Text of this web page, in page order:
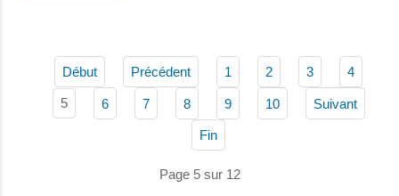
Début Précédent 1 2 3 4
5 6 7 8 9 10 Suivant
Fin
Page 5 sur 12